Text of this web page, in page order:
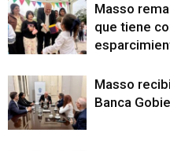
Masso
que tiene
Masso
Banca